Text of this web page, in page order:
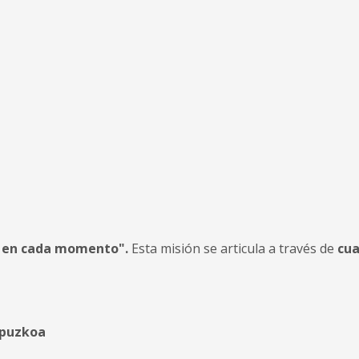
cada momento". Esta misión se articula a través de